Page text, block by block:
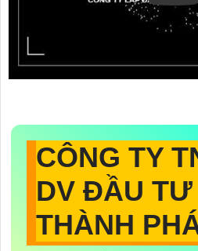
CÔNG TY
DV ĐẦU TƯ
THÀNH